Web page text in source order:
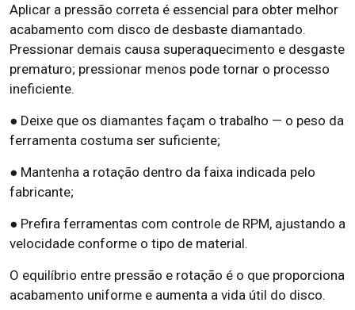
Aplicar a pressão correta é essencial para obter melhor
acabamento com disco de desbaste diamantado.
Pressionar demais causa superaquecimento e desgaste
prematuro; pressionar menos pode tornar o processo
ineficiente.
● Deixe que os diamantes façam o trabalho — o peso da
ferramenta costuma ser suficiente;
● Mantenha a rotação dentro da faixa indicada pelo
fabricante;
● Prefira ferramentas com controle de RPM, ajustando a
velocidade conforme o tipo de material.
O equilíbrio entre pressão e rotação é o que proporciona
acabamento uniforme e aumenta a vida útil do disco.